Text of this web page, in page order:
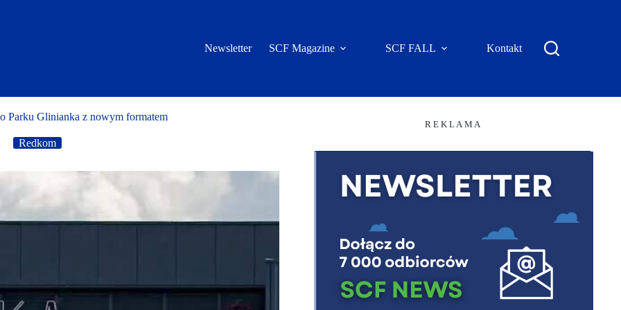
Newsletter SCF Magazine SCF FALL Kontakt
Parku Glinianka z nowym formatem
Redkom
R E K L A M A